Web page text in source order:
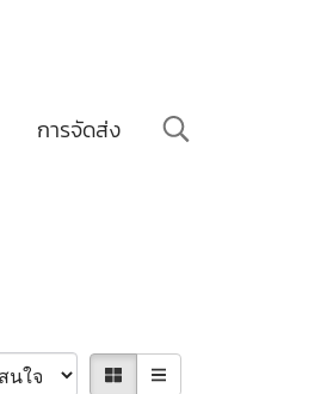
การจัดส่ง